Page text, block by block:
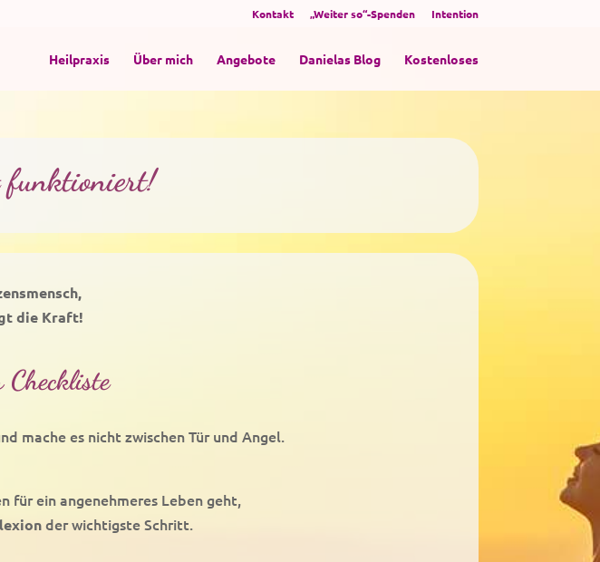
Kontakt „Weiter so“-Spenden Intention
Heilpraxis Über mich Angebote Danielas Blog Kostenloses
die Kraft!
mache es nicht zwischen Tür und Angel.
für ein angenehmeres Leben geht,
der wichtigste Schritt.